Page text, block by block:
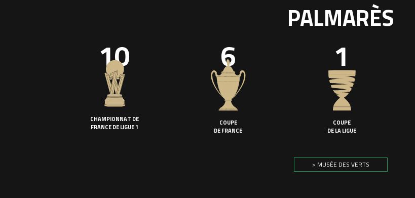
PALMARÈS
10
CHAMPIONNAT DE
FRANCE DE LIGUE 1
6
COUPE
DE FRANCE
1
COUPE
DE LA LIGUE
> MUSÉE DES VERTS